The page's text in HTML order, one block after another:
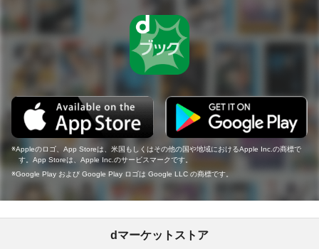
Appleのロゴ、App Storeは、米国もしくはその他の国や地域におけるApple Inc.の商標で
す。App Storeは、Apple Inc.のサービスマークです。
Google Play および Google Play ロゴは Google LLC の商標です。
dマーケットストア